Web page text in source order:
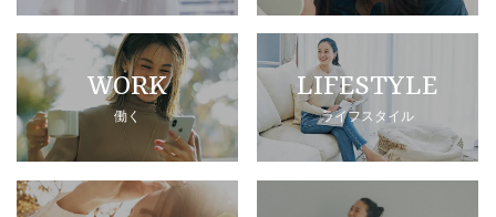
WORK
働く
LIFESTYLE
ライフスタイル